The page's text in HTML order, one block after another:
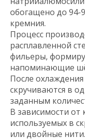
обогащено до 94-
кремния.
Процесс
расплавленной
фильеры,
напоминающие
После
скручиваются в
заданным
В зависимости от
используемых в
или двойные нити.